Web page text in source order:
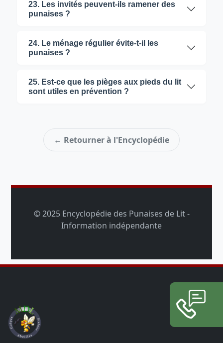
23. Les invités peuvent-ils ramener des
punaises ?
24. Le ménage régulier évite-t-il les
punaises ?
25. Est-ce que les pièges aux pieds du lit
sont utiles en prévention ?
← Retourner à l'Encyclopédie
© 2025 Encyclopédie des Punaises de Lit -
Information indépendante